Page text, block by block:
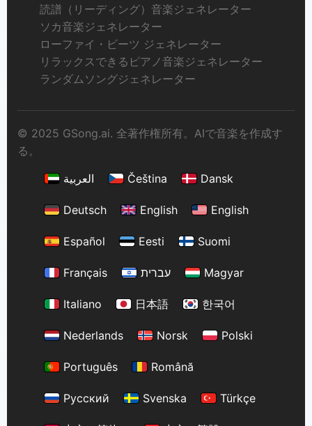
読譜（リーディング）音楽ジェネレーター
ソカ音楽ジェネレーター
ローファイ・ビーツ ジェネレーター
リラックスできるピアノ音楽ジェネレーター
ランダムソングジェネレーター
© 2025 GSong.ai. 全著作権所有。AIで音楽を作成す
る。
العربية
Čeština Dansk
Deutsch English English
Español Eesti Suomi
Français עברית Magyar
Italiano 日本語 한국어
Nederlands Norsk Polski
Português Română
Русский Svenska Türkçe